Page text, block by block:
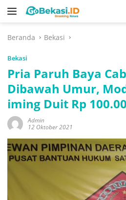
Langsung
Beranda
Bekasi
Bekasi
Pria Paruh Baya
Dibawah Umur,
iming Duit Rp
Admin
12 Oktober 2021